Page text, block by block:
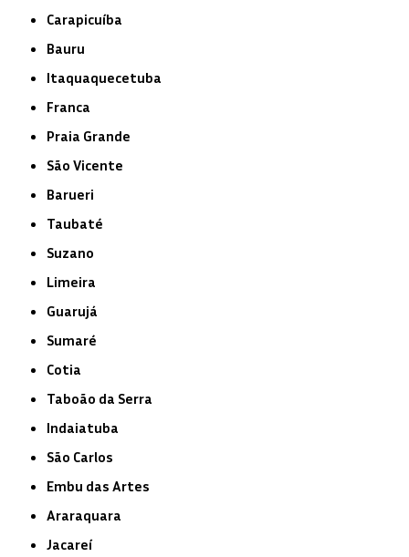
Carapicuíba
Bauru
Itaquaquecetuba
Franca
Praia Grande
São Vicente
Barueri
Taubaté
Suzano
Limeira
Guarujá
Sumaré
Cotia
Taboão da Serra
Indaiatuba
São Carlos
Embu das Artes
Araraquara
Jacareí